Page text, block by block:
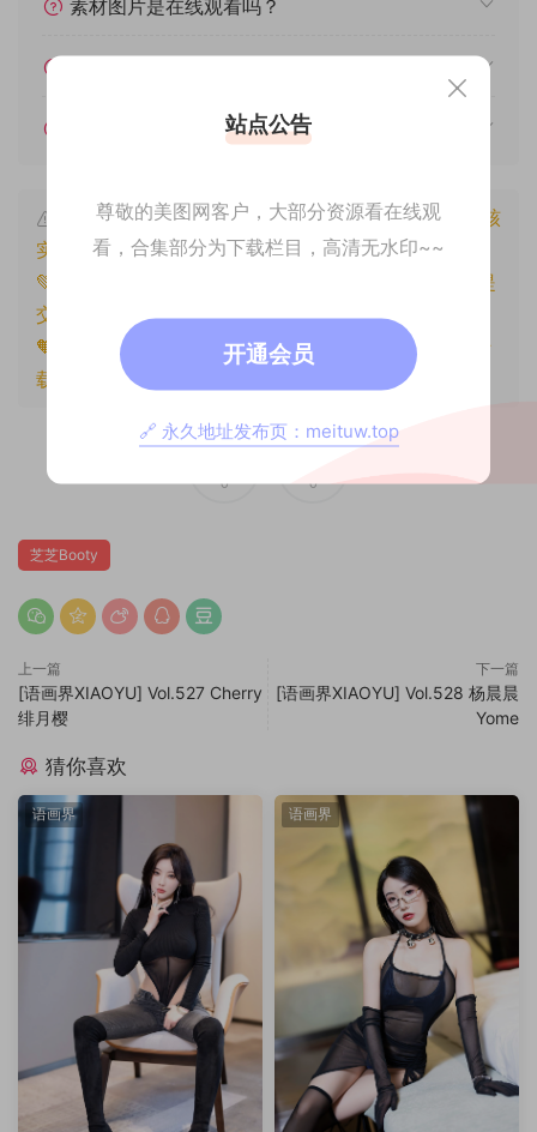
素材图片是在线观看吗？
遇见其他问题怎么办？
本文资源仅供个人参考学习，请勿批量搬运，一经核
实将封禁账号权限！
💚本文资源均来源网友分享，若侵犯了您的权益可以提
交工单处理。
🧡原文链接：
https://www.znjxg.com/1818.html
，转
载请注明出处。
0 0
芝芝Booty
上一篇
[语画界XIAOYU] Vol.527 Cherry
绯月樱
下一篇
[语画界XIAOYU] Vol.528 杨晨晨
Yome
猜你喜欢
语画界 语画界
站点公告
尊敬的美图网客户，大部分资源看在线观
看，合集部分为下载栏目，高清无水印~~
开通会员
🔗 永久地址发布页：meituw.top